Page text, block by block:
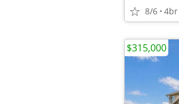
8/6 4br
$315,000